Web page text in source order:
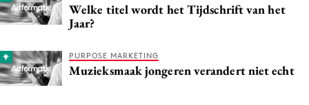
Welke titel wordt het Tijdschrift van het
Jaar?
PURPOSE MARKETING
Muzieksmaak jongeren verandert niet echt